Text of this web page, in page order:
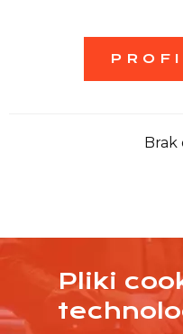
Brak
ŻADNA OFERTA
SKONTAKTUJ SIĘ
Pliki